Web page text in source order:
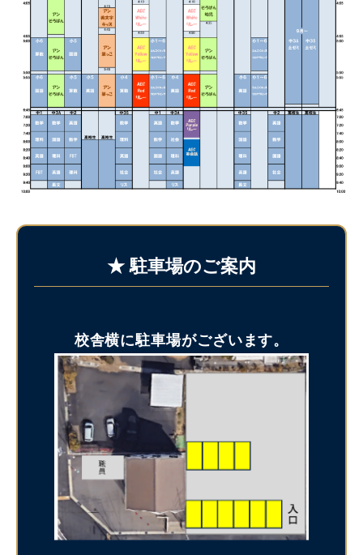
★ 駐車場のご案内
校舎横に駐車場がございます。